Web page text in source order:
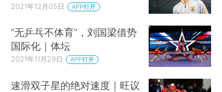
2021年12月05日 APP打开
“无乒乓不体育”，刘国梁借势
国际化｜体坛
2021年11月29日 APP打开
速滑双子星的绝对速度｜旺议